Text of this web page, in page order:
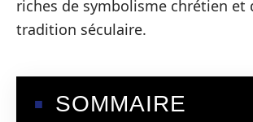
riches de symbolisme chrétien et
tradition séculaire.
SOMMAIRE